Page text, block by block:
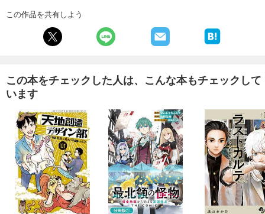
この作品を共有しよう
この本をチェックした人は、こんな本もチェックして
います